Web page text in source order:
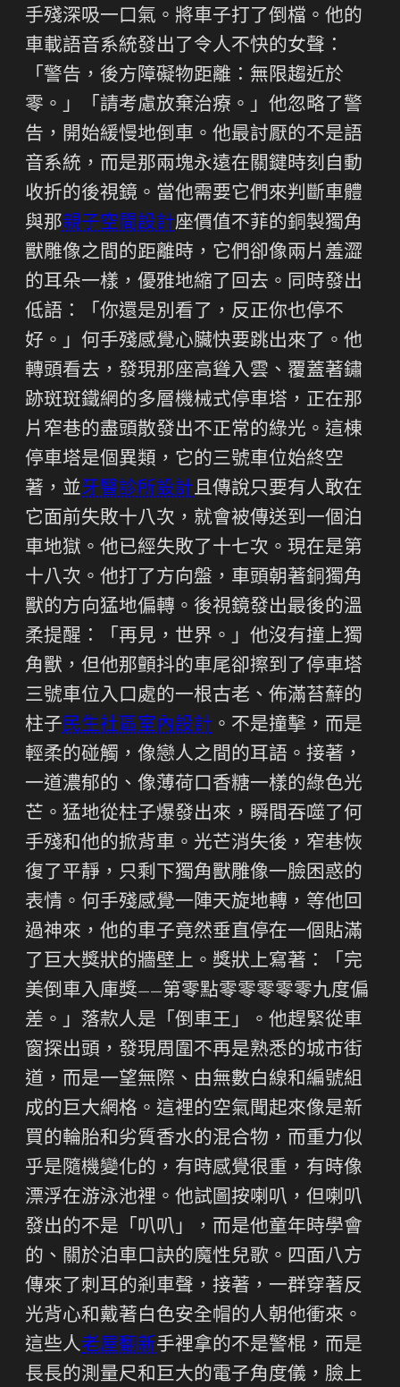
手殘深吸一口氣。將車子打了倒檔。他的
車載語音系統發出了令人不快的女聲：
「警告，後方障礙物距離：無限趨近於
零。」「請考慮放棄治療。」他忽略了警
告，開始緩慢地倒車。他最討厭的不是語
音系統，而是那兩塊永遠在關鍵時刻自動
收折的後視鏡。當他需要它們來判斷車體
與那親子空間設計座價值不菲的銅製獨角
獸雕像之間的距離時，它們卻像兩片羞澀
的耳朵一樣，優雅地縮了回去。同時發出
低語：「你還是別看了，反正你也停不
好。」何手殘感覺心臟快要跳出來了。他
轉頭看去，發現那座高聳入雲、覆蓋著鏽
跡斑斑鐵網的多層機械式停車塔，正在那
片窄巷的盡頭散發出不正常的綠光。這棟
停車塔是個異類，它的三號車位始終空
著，並牙醫診所設計且傳說只要有人敢在
它面前失敗十八次，就會被傳送到一個泊
車地獄。他已經失敗了十七次。現在是第
十八次。他打了方向盤，車頭朝著銅獨角
獸的方向猛地偏轉。後視鏡發出最後的溫
柔提醒：「再見，世界。」他沒有撞上獨
角獸，但他那顫抖的車尾卻擦到了停車塔
三號車位入口處的一根古老、佈滿苔蘚的
柱子民生社區室內設計 。不是撞擊，而是
輕柔的碰觸，像戀人之間的耳語。接著，
一道濃郁的、像薄荷口香糖一樣的綠色光
芒。猛地從柱子爆發出來，瞬間吞噬了何
手殘和他的掀背車。光芒消失後，窄巷恢
復了平靜，只剩下獨角獸雕像一臉困惑的
表情。何手殘感覺一陣天旋地轉，等他回
過神來，他的車子竟然垂直停在一個貼滿
了巨大獎狀的牆壁上。獎狀上寫著：「完
美倒車入庫獎——第零點零零零零零九度偏
差。」落款人是「倒車王」。他趕緊從車
窗探出頭，發現周圍不再是熟悉的城市街
道，而是一望無際、由無數白線和編號組
成的巨大網格。這裡的空氣聞起來像是新
買的輪胎和劣質香水的混合物，而重力似
乎是隨機變化的，有時感覺很重，有時像
漂浮在游泳池裡。他試圖按喇叭，但喇叭
發出的不是「叭叭」，而是他童年時學會
的、關於泊車口訣的魔性兒歌。四面八方
傳來了刺耳的剎車聲，接著，一群穿著反
光背心和戴著白色安全帽的人朝他衝來。
這些人老屋翻新手裡拿的不是警棍，而是
長長的測量尺和巨大的電子角度儀，臉上